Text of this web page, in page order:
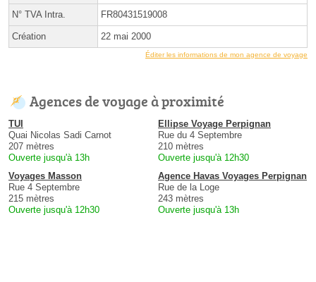
N° TVA Intra. FR80431519008
Création 22 mai 2000
Éditer les informations de mon agence de voyage
Agences de voyage à proximité
TUI
Quai Nicolas Sadi Carnot
207 mètres
Ouverte jusqu'à 13h
Ellipse Voyage Perpignan
Rue du 4 Septembre
210 mètres
Ouverte jusqu'à 12h30
Voyages Masson
Rue 4 Septembre
215 mètres
Ouverte jusqu'à 12h30
Agence Havas Voyages Perpignan
Rue de la Loge
243 mètres
Ouverte jusqu'à 13h